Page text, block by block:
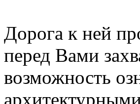
Дорога к ней
перед Вами
возможность